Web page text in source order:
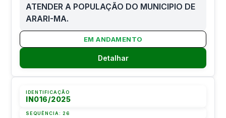
ATENDER A POPULAÇÃO DO MUNICIPIO DE
ARARI-MA.
EM ANDAMENTO
Detalhar
IDENTIFICAÇÃO
IN016/2025
SEQUÊNCIA: 26